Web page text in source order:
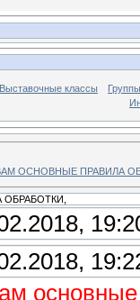
Выставочные классы
ОСНОВНЫЕ ПРАВИЛА